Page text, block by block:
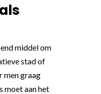
middel om
stad of
men graag
moet aan het